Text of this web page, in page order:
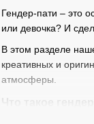
Гендер-пати – это
или девочка? И
В этом разделе
креативных и
атмосферы.
Что такое гендер